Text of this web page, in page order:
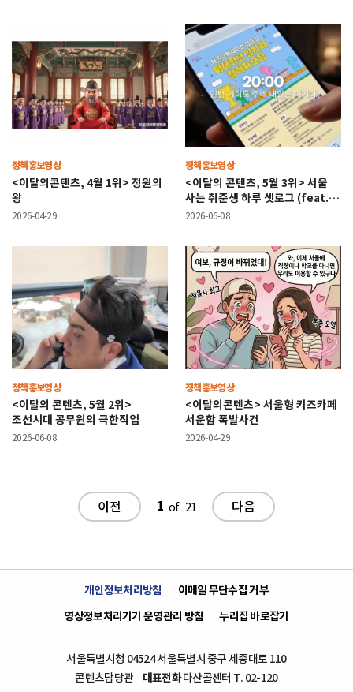
정책홍보영상
<이달의콘텐츠, 4월 1위> 정원의
왕
2026-04-29
정책홍보영상
<이달의 콘텐츠, 5월 3위> 서울
사는 취준생 하루 셋로그 (feat.
서울시 청년정책)
2026-06-08
정책홍보영상
<이달의 콘텐츠, 5월 2위>
조선시대 공무원의 극한직업
2026-06-08
정책홍보영상
<이달의콘텐츠> 서울형 키즈카페
서운함 폭발사건
2026-04-29
이전 1 of 21 다음
개인정보처리방침
이메일 무단수집 거부
영상정보처리기기 운영관리 방침
누리집 바로잡기
서울특별시청 04524 서울특별시 중구 세종대로 110
콘텐츠담당관 대표전화다산콜센터 T. 02-120